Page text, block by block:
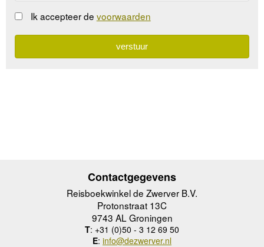
Ik accepteer de voorwaarden
Contactgegevens
Reisboekwinkel de Zwerver B.V.
Protonstraat 13C
9743 AL Groningen
T: +31 (0)50 - 3 12 69 50
E: info@dezwerver.nl